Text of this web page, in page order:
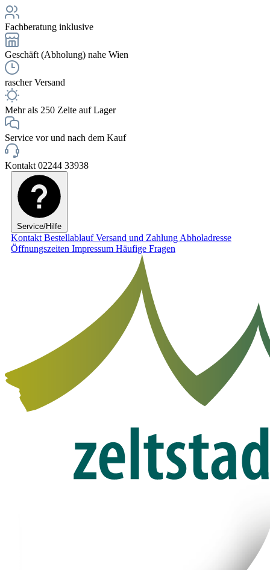
Fachberatung inklusive
Geschäft (Abholung) nahe Wien
rascher Versand
Mehr als 250 Zelte auf Lager
Service vor und nach dem Kauf
Kontakt 02244 33938
Service/Hilfe
Kontakt BestellablaufVersand und Zahlung Abholadresse
Öffnungszeiten Impressum Häufige Fragen